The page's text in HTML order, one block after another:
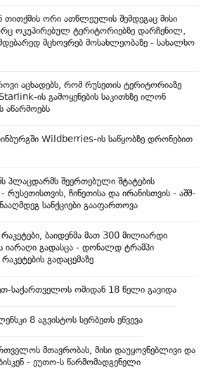
თითქმის ორი ათწლეულის შემდეგაც მისი
ოკუპირებულ ტერიტორიებზე დარჩენილ,
მცხოვრებ მოსახლეობაზე - სახალხო
აცხადებს, რომ რუსეთის ტერიტორიაზე
Starlink-ის გამოყენების საკითხზე ილონ
აწარმოებს
Wildberries-ის საწყობზე დრონებით
პლაცდარმს შეერთებული შტატების
რუსეთისთვის, ჩინეთისა და ირანისთვის - აშშ-
სანქციები გააფართოვა
რაკეტები, ბაიდენმა მათ 300 მილიარდი
გადასცა - დონალდ ტრამპი
გადაცემაზე
საქართველოს ომიდან 18 წელი გავიდა
8 აგვისტოს სერბეთს ეწვევა
მთავრობას, მისი დაუყოვნებლივი და
- ეუთო-ს წარმომადგენელი